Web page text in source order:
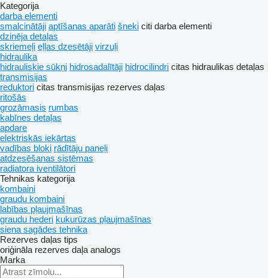
Kategorija
darba elementi
smalcinātāji aptīšanas aparāti šneki citi darba elementi
dzinēja detaļas
skriemeļi eļļas dzesētāji virzuļi
hidraulika
hidrauliskie sūkņi hidrosadalītāji hidrocilindri citas hidraulikas detaļas
transmisijas
reduktori citas transmisijas rezerves daļas
ritošās
grozāmasis rumbas
kabīnes detaļas
apdare
elektriskās iekārtas
vadības bloki rādītāju paneļi
atdzesēšanas sistēmas
radiatora iventilātori
Tehnikas kategorija
kombaini
graudu kombaini
labības pļaujmašīnas
graudu hederi kukurūzas pļaujmašīnas
siena sagādes tehnika
Rezerves daļas tips
oriģināla rezerves daļa analogs
Marka